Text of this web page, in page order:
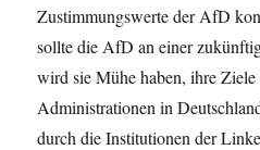
Zustimmungswerte der AfD
sollte die AfD an einer
wird sie Mühe haben, ihre
Administrationen in
durch die Institutionen der